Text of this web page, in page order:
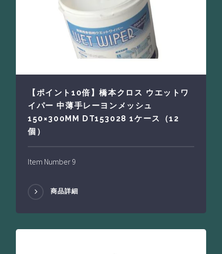
【ポイント10倍】橋本クロス ウエットワ
イパー 中薄手レーヨンメッシュ
150×300MM DT153028 1ケース（12
個）
Item Number 9
商品詳細